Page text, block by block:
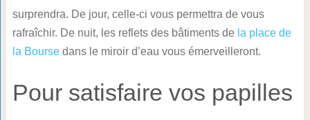
surprendra. De jour, celle-ci vous permettra de vous
rafraîchir. De nuit, les reflets des bâtiments de la place de
la Boursedans le miroir d’eau vous émerveilleront.
Pour satisfaire vos papilles